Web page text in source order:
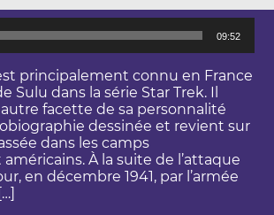
09:52
principalement connu en France
Sulu dans la série Star Trek. Il
facette de sa personnalité
dessinée et revient sur
dans les camps
À la suite de l’attaque
en décembre 1941, par l’armée